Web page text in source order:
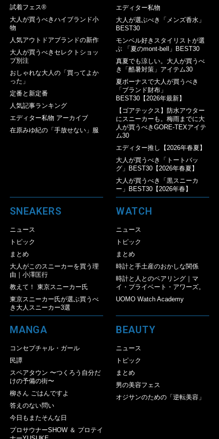
試着フェス®︎
大人が買うべきハイブランド小
物
人気アウトドアブランドの新作
大人が買うべきセレクトショッ
プ別注
おしゃれな大人の「買ってよか
った」
定番と新定番
人気記事ランキング
エディター私物 アーカイブ
在原みゆ紀の「手放せない」服
エディター私物
大人が選ぶべき「メンズ香水」
BEST30
モンベル好きスタイリストが選
ぶ 「夏のmont-bell」BEST30
真夏でも涼しい。大人が買うべ
き「酷暑対策」アイテム30
夏ボーナスで大人が買うべき
「ブランド財布」
BEST30【2026年最新】
【ゴアテックス】防水アウター
にスニーカーも。梅雨までに大
人が買うべきGORE-TEXアイテ
ム30
エディター推し【2026年春夏】
大人が買うべき「トートバッ
グ」BEST30【2026年春夏】
大人が買うべき「黒スニーカ
ー」BEST30【2026年春】
SNEAKERS
ニュース
トピック
まとめ
大人がこのスニーカーを買う理
由｜小澤匡行
教えて！ 東京スニーカー氏
東京スニーカー氏が選ぶ買うべ
き大人スニーカー3選
WATCH
ニュース
トピック
まとめ
時計と手土産のおかしな関係
時計と人とのペアリング｜マ
イ・プライベート・アワーズ。
UOMO Watch Academy
MANGA
コンセプチャル・ガール
民譚
スペアタウン 〜つくろう自分だ
けの予備の街〜
柳さん ごはんですよ
答えのない問い
今日もまたそんな日
プロサウナーSHOW ＆ プロテイ
BEAUTY
ニュース
トピック
まとめ
男の美容フェス
オジサンのための「逆転美容」